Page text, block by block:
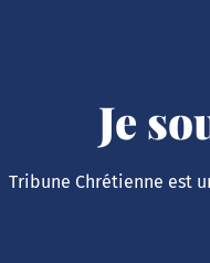
Je
Tribune Chrétienne est